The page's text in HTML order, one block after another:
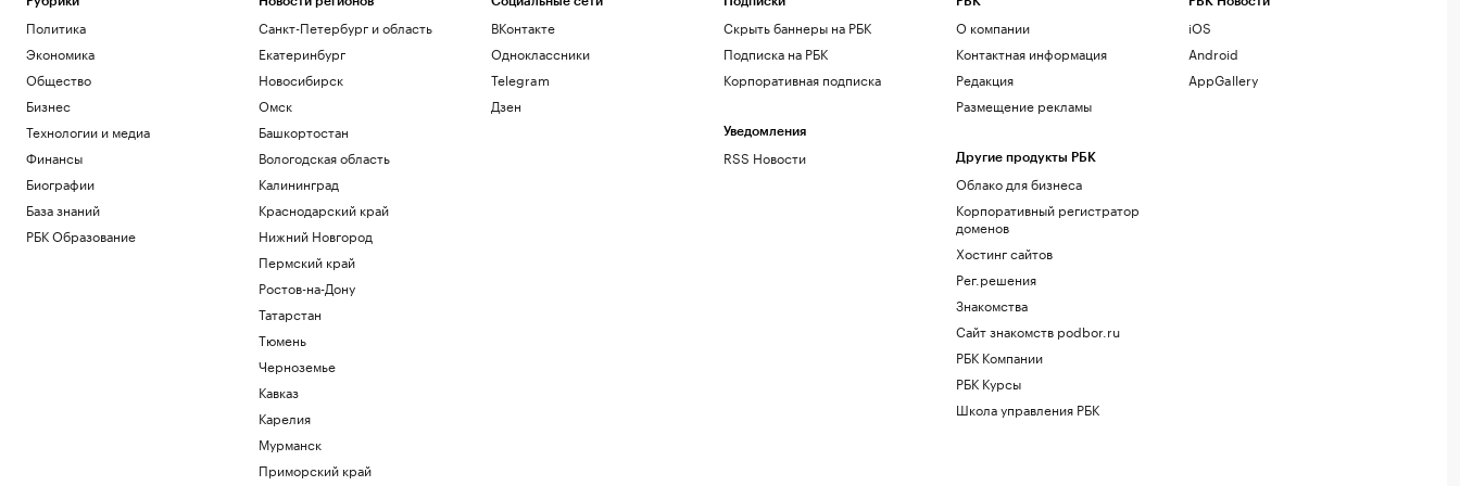
Политика
Экономика
Общество
Бизнес
Технологии и медиа
Финансы
Биографии
База знаний
РБК Образование
Санкт-Петербург и область
Екатеринбург
Новосибирск
Омск
Башкортостан
Вологодская область
Калининград
Краснодарский край
Нижний Новгород
Пермский край
Ростов-на-Дону
Татарстан
Тюмень
Черноземье
Кавказ
Карелия
Мурманск
Приморский край
ВКонтакте
Одноклассники
Telegram
Дзен
Скрыть баннеры на РБК
Подписка на РБК
Корпоративная подписка
Уведомления
RSS Новости
О компании
Контактная информация
Редакция
Размещение рекламы
Другие продукты РБК
Облако для бизнеса
Корпоративный регистратор
доменов
Хостинг сайтов
Рег.решения
Знакомства
Сайт знакомств podbor.ru
РБК Компании
РБК Курсы
Школа управления РБК
iOS
Android
AppGallery